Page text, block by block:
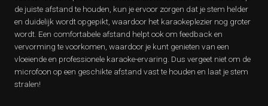
de juiste afstand te houden, kun je ervoor zorgen dat je stem helder
en duidelijk wordt opgepikt, waardoor het karaokeplezier nog groter
wordt. Een comfortabele afstand helpt ook om feedback en
vervorming te voorkomen, waardoor je kunt genieten van een
vloeiende en professionele karaoke-ervaring. Dus vergeet niet om de
microfoon op een geschikte afstand vast te houden en laat je stem
stralen!